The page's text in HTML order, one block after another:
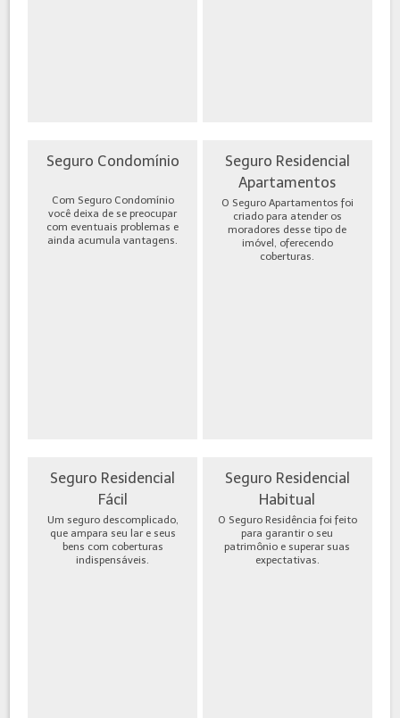
Seguro Condomínio
Com Seguro Condomínio
você deixa de se preocupar
com eventuais problemas e
ainda acumula vantagens.
Seguro Residencial
Apartamentos
O Seguro Apartamentos foi
criado para atender os
moradores desse tipo de
imóvel, oferecendo
coberturas.
Seguro Residencial
Fácil
Um seguro descomplicado,
que ampara seu lar e seus
bens com coberturas
indispensáveis.
Seguro Residencial
Habitual
O Seguro Residência foi feito
para garantir o seu
patrimônio e superar suas
expectativas.